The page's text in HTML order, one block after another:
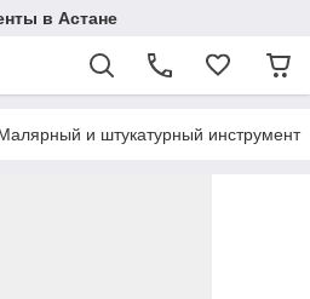
в Астане
и штукатурный инструмент